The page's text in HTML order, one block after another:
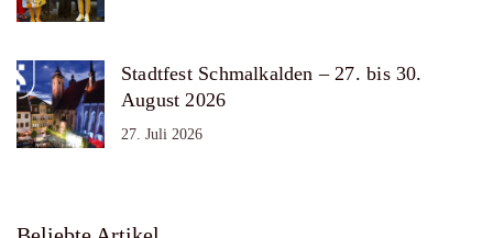
Stadtfest Schmalkalden – 27. bis 30.
August 2026
27. Juli 2026